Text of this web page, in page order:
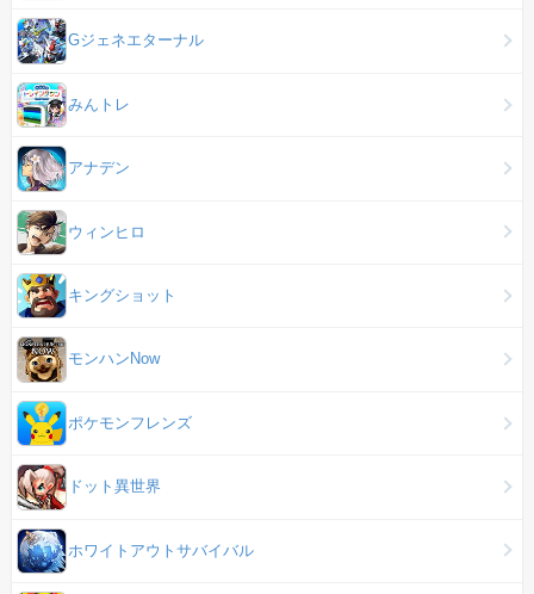
Gジェネエターナル
みんトレ
アナデン
ウィンヒロ
キングショット
モンハンNow
ポケモンフレンズ
ドット異世界
ホワイトアウトサバイバル